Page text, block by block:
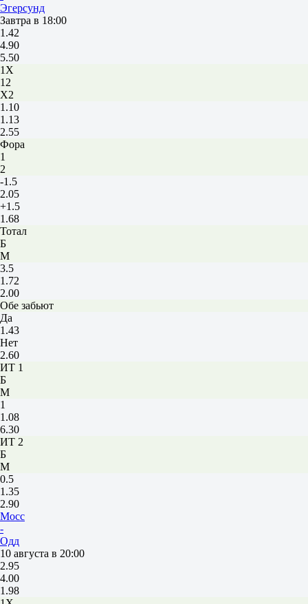
Эгерсунд
Завтра в 18:00
1.42
4.90
5.50
1X
12
X2
1.10
1.13
2.55
Фора
1
2
-1.5
2.05
+1.5
1.68
Тотал
Б
М
3.5
1.72
2.00
Обе забьют
Да
1.43
Нет
2.60
ИТ 1
Б
М
1
1.08
6.30
ИТ 2
Б
М
0.5
1.35
2.90
Мосс
-
Одд
10 августа в 20:00
2.95
4.00
1.98